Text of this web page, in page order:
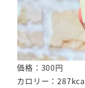
価格：300円
カロリー：